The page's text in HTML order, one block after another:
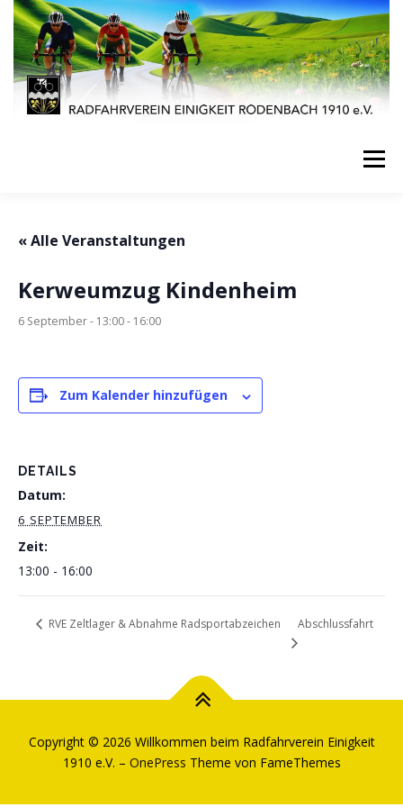
Zum
Inhalt
springen
Menü
SPORT VEREINSLEBEN JUGENDARBEIT
« Alle Veranstaltungen
Kerweumzug Kindenheim
6 September - 13:00- 16:00
Zum Kalender hinzufügen
DETAILS
Datum:
6 SEPTEMBER
Zeit:
13:00 - 16:00
RVE Zeltlager & Abnahme Radsportabzeichen Abschlussfahrt
Copyright © 2026 Willkommen beim Radfahrverein Einigkeit
1910 e.V. – OnePress Theme von FameThemes